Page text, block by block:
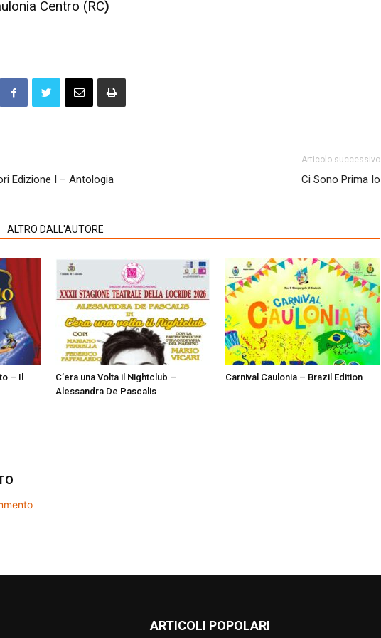
Centro (RC)
Edizione I – Antologia
Articolo successivo
Ci Sono Prima Io
ALTRO DALL'AUTORE
– Il
C’era una Volta il Nightclub –
Alessandra De Pascalis
Carnival Caulonia – Brazil Edition
ARTICOLI POPOLARI